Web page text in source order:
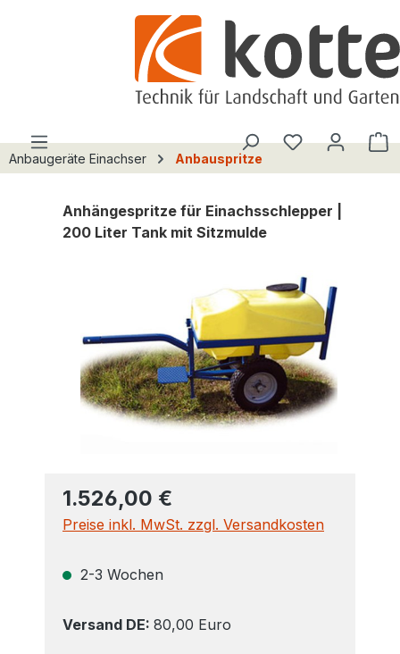
Du hast 0
Anbaugeräte Einachser Anbauspritze
Anhängespritze für Einachsschlepper |
200 Liter Tank mit Sitzmulde
1.526,00 €
Preise inkl. MwSt. zzgl. Versandkosten
2-3 Wochen
Versand DE: 80,00 Euro